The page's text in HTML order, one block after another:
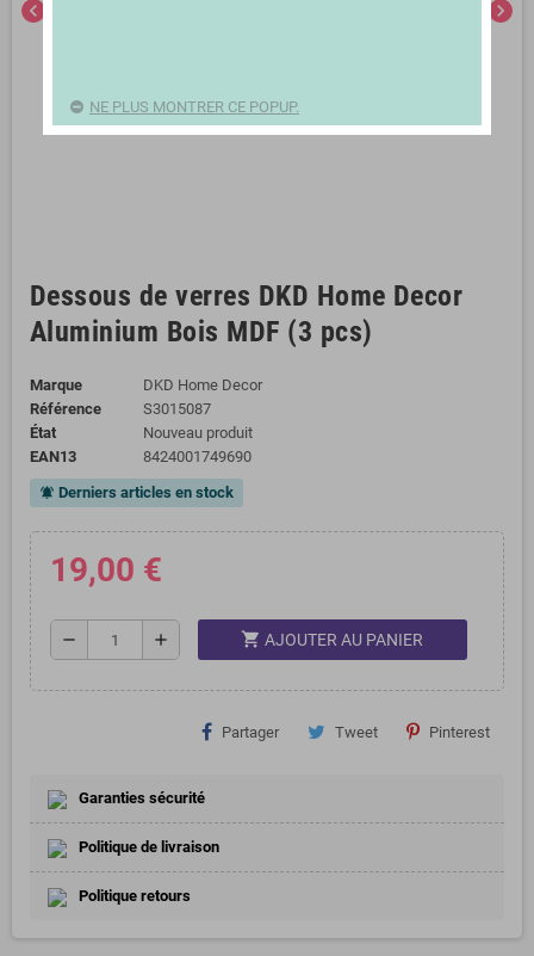
chevron_left chevron_right
Dessous de verres DKD Home Decor
Aluminium Bois MDF (3 pcs)
Marque
DKD Home Decor
Référence
S3015087
État
Nouveau produit
EAN13
8424001749690
notifications_active Derniers articles en stock
19,00 €
remove add shopping_cart AJOUTER AU PANIER
Partager Tweet Pinterest
Garanties sécurité
Politique de livraison
Politique retours
NE PLUS MONTRER CE POPUP.